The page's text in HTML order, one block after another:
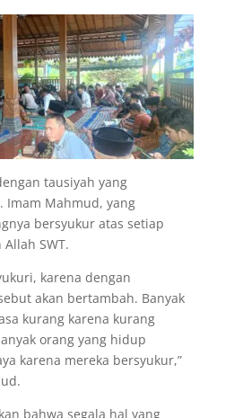
tausiyah yang
Imam Mahmud, yang
bersyukur atas setiap
SWT.
karena dengan
akan bertambah. Banyak
kurang karena kurang
orang yang hidup
karena mereka bersyukur,”
bahwa segala hal yang